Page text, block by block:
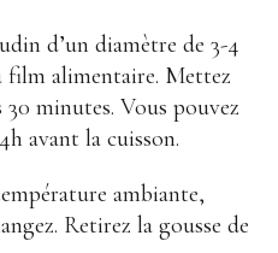
d’un diamètre de 3-4
film alimentaire. Mettez
minutes. Vous pouvez
avant la cuisson.
ambiante,
Retirez la gousse de